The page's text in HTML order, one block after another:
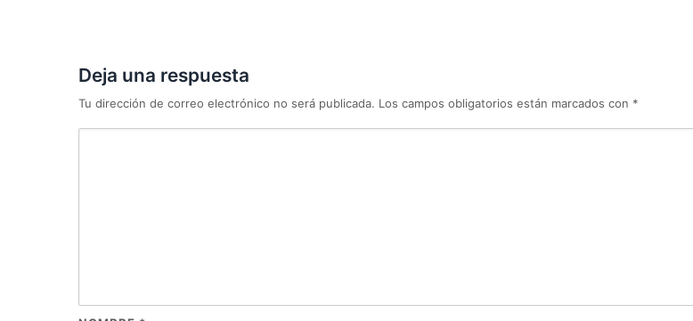
Deja una respuesta
Tu dirección de correo electrónico no será publicada. Los campos obligatorios están marcados con *